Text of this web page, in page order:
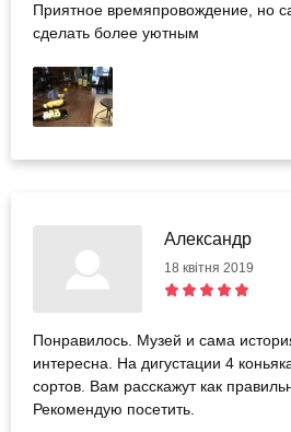
Приятное времяпровождение, но
сделать более уютным
Александр
18 квітня 2019
Понравилось. Музей и сама
интересна. На дигустации 4
сортов. Вам расскажут как
Рекомендую посетить.